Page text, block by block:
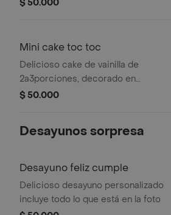
$ 50.000
Mini cake toc toc
Delicioso cake de vainilla de
2a3porciones, decorado en
buttercream, empaque individual con
$ 50.000
Desayunos sorpresa
Desayuno feliz cumple
Delicioso desayuno personalizado
incluye todo lo que está en la foto